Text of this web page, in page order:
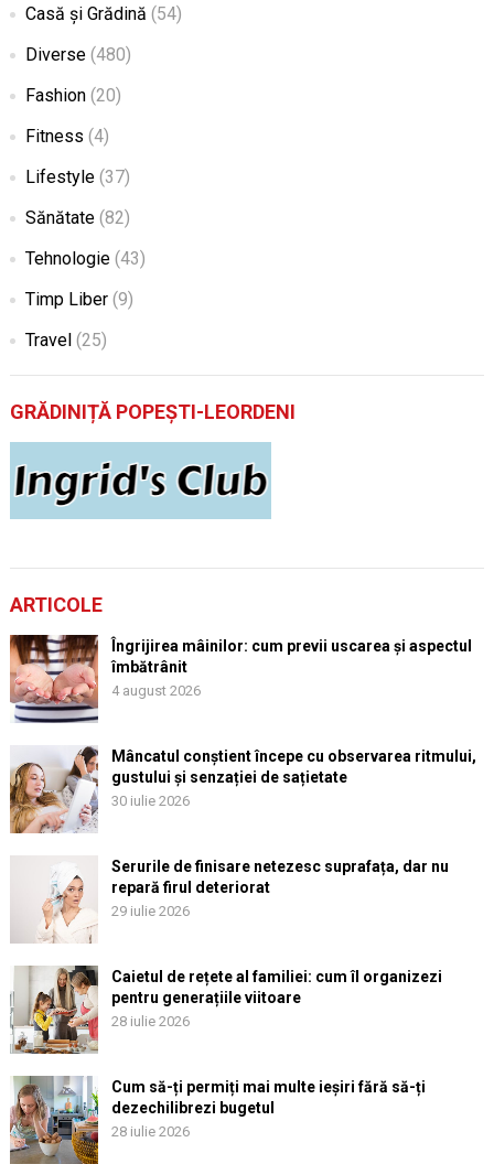
Casă și Grădină (54)
Diverse(480)
Fashion(20)
Fitness (4)
Lifestyle(37)
Sănătate(82)
Tehnologie(43)
Timp Liber(9)
Travel (25)
GRĂDINIȚĂ POPEȘTI-LEORDENI
ARTICOLE
Îngrijirea mâinilor: cum previi uscarea și aspectul
îmbătrânit
4 august 2026
Mâncatul conștient începe cu observarea ritmului,
gustului și senzației de sațietate
30 iulie 2026
Serurile de finisare netezesc suprafața, dar nu
repară firul deteriorat
29 iulie 2026
Caietul de rețete al familiei: cum îl organizezi
pentru generațiile viitoare
28 iulie 2026
Cum să-ți permiți mai multe ieșiri fără să-ți
dezechilibrezi bugetul
28 iulie 2026